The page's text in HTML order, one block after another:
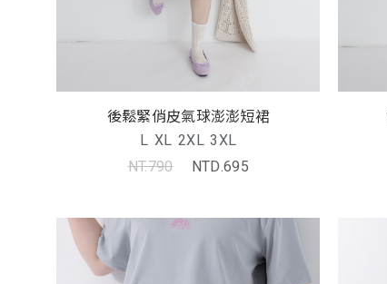
後鬆緊俏皮氣球澎澎短裙
L XL 2XL 3XL
NT.790
NTD.695